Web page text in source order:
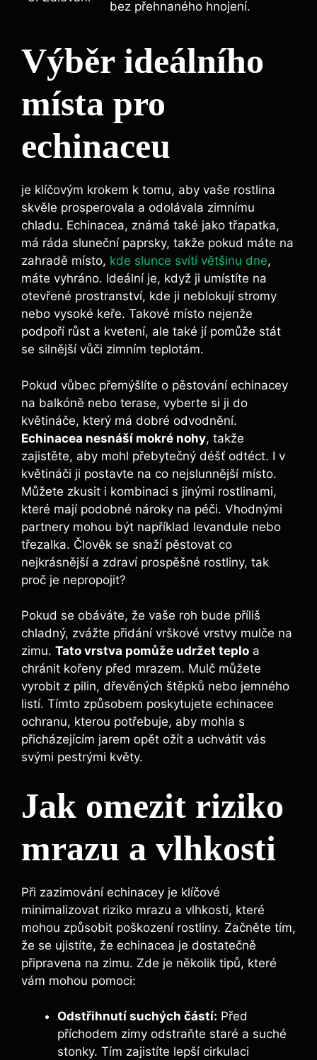
bez⁣ přehnaného hnojení.
Výběr ​ideálního
místa pro
echinaceu
je klíčovým ‍krokem ​k tomu, aby‍ vaše rostlina
skvěle prosperovala⁤ a odolávala ⁤zimnímu
‌chladu. Echinacea, známá také jako⁣ třapatka,
má ráda sluneční paprsky, takže pokud‌ máte⁣ na⁢
zahradě místo,⁤ kde slunce svítí většinu dne,
máte vyhráno. Ideální je, když ⁣ji umístíte⁤ na
otevřené​ prostranství, kde ji ‍neblokují ​stromy
nebo vysoké keře.⁢ Takové místo nejenže‌
podpoří růst a kvetení, ale také jí pomůže stát
se silnější vůči ‍zimním teplotám.
Pokud ⁣vůbec přemýšlíte o⁤ pěstování echinacey
na balkóně‌ nebo terase, vyberte si ji ⁢do
⁢květináče, který má dobré odvodnění.
Echinacea nesnáší mokré⁤ nohy, takže
⁣zajistěte, aby mohl‌ přebytečný⁣ déšť⁤ odtéct. I v
‌květináči ji postavte na ⁣co nejslunnější‍ místo.
Můžete zkusit⁤ i⁢ kombinaci ‌s jinými rostlinami,
které mají ‍podobné​ nároky ⁤na⁢ péči. Vhodnými
‍partnery‍ mohou být například levandule ‍nebo
třezalka. Člověk ⁣se snaží⁣ pěstovat‌ co
nejkrásnější a‌ zdraví prospěšné rostliny, ‌tak
proč je nepropojit?
Pokud se obáváte, že vaše roh bude příliš
chladný, zvážte⁢ přidání​ vrškové​ vrstvy mulče⁣ na
zimu. Tato vrstva pomůže udržet⁤ teplo a
chránit ‌kořeny před mrazem.‌ Mulč⁢ můžete
vyrobit‌ z pilin, dřevěných štěpků‍ nebo jemného
listí. Tímto ⁤způsobem ⁢poskytujete echinacee​
ochranu, kterou potřebuje, aby mohla⁢ s
přicházejícím jarem opět ožít ​a uchvátit vás
svými⁢ pestrými‍ květy.
Jak‍ omezit riziko
mrazu a vlhkosti
Při zazimování echinacey je klíčové
minimalizovat riziko mrazu a vlhkosti, ⁣které
mohou způsobit⁤ poškození rostliny.⁣ Začněte tím,
že se ujistíte, že​ echinacea ‍je dostatečně
připravena na zimu. Zde je několik tipů, které⁤
vám ‍mohou pomoci:
Odstřihnutí suchých ⁤částí: Před⁤
příchodem ⁣zimy odstraňte staré ‍a suché
stonky. Tím zajistíte lepší cirkulaci